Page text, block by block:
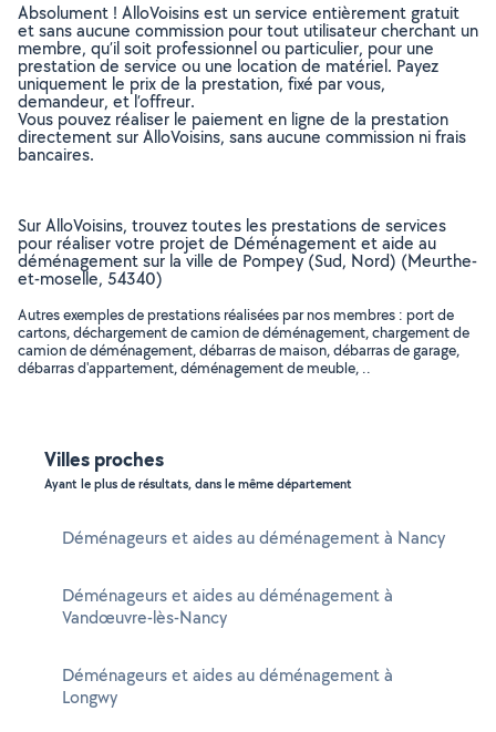
Absolument ! AlloVoisins est un service entièrement gratuit
et sans aucune commission pour tout utilisateur cherchant un
membre, qu’il soit professionnel ou particulier, pour une
prestation de service ou une location de matériel. Payez
uniquement le prix de la prestation, fixé par vous,
demandeur, et l’offreur.
Vous pouvez réaliser le paiement en ligne de la prestation
directement sur AlloVoisins, sans aucune commission ni frais
bancaires.
Sur AlloVoisins, trouvez toutes les prestations de services
pour réaliser votre projet de Déménagement et aide au
déménagement sur la ville de Pompey (Sud, Nord) (Meurthe-
et-moselle, 54340)
Autres exemples de prestations réalisées par nos membres : port de
cartons, déchargement de camion de déménagement, chargement de
camion de déménagement, débarras de maison, débarras de garage,
débarras d'appartement, déménagement de meuble, ..
Villes proches
Ayant le plus de résultats, dans le même département
Déménageurs et aides au déménagement à Nancy
Déménageurs et aides au déménagement à
Vandœuvre-lès-Nancy
Déménageurs et aides au déménagement à
Longwy